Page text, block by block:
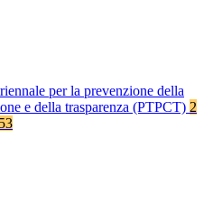
per la prevenzione della
e della trasparenza (PTPCT) 2
53